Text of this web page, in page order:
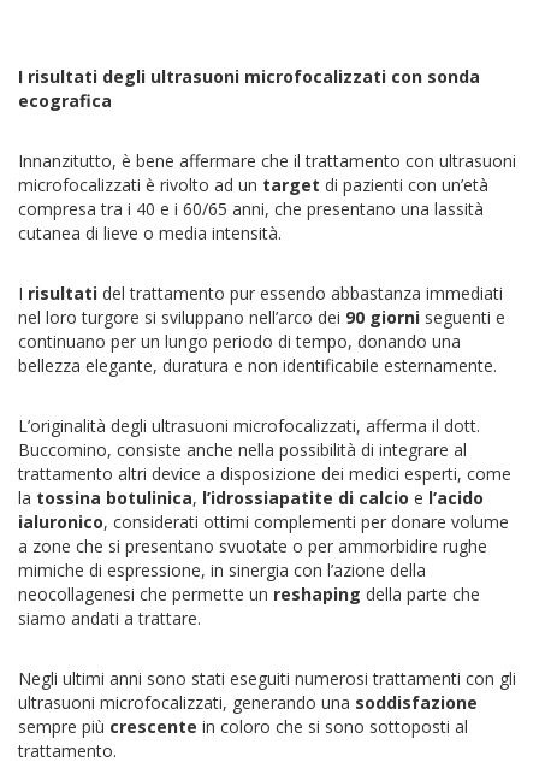
I risultati degli ultrasuoni microfocalizzati con sonda
ecografica
Innanzitutto, è bene affermare che il trattamento con ultrasuoni
microfocalizzati è rivolto ad un target di pazienti con un’età
compresa tra i 40 e i 60/65 anni, che presentano una lassità
cutanea di lieve o media intensità.
I risultati del trattamento pur essendo abbastanza immediati
nel loro turgore si sviluppano nell’arco dei 90 giorni seguenti e
continuano per un lungo periodo di tempo, donando una
bellezza elegante, duratura e non identificabile esternamente.
L’originalità degli ultrasuoni microfocalizzati, afferma il dott.
Buccomino, consiste anche nella possibilità di integrare al
trattamento altri device a disposizione dei medici esperti, come
la tossina botulinica, l’idrossiapatite di calcio e l’acido
ialuronico, considerati ottimi complementi per donare volume
a zone che si presentano svuotate o per ammorbidire rughe
mimiche di espressione, in sinergia con l’azione della
neocollagenesi che permette un reshaping della parte che
siamo andati a trattare.
Negli ultimi anni sono stati eseguiti numerosi trattamenti con gli
ultrasuoni microfocalizzati, generando una soddisfazione
sempre più crescente in coloro che si sono sottoposti al
trattamento.